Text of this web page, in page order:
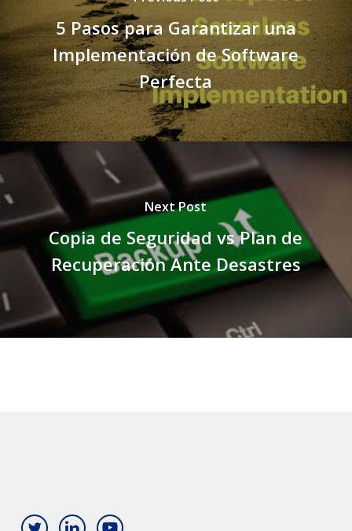
5 Pasos para Garantizar una
Implementación de Software
Perfecta
Next Post
Copia de Seguridad vs Plan de
Recuperación Ante Desastres